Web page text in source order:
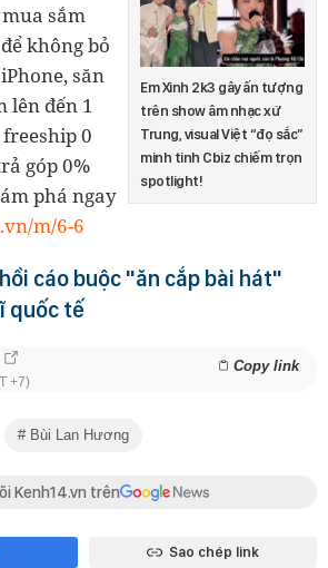
Em Xinh 2k3 gây ấn tượng
trên show âm nhạc xứ
Trung, visual Việt “đọ sắc”
minh tinh Cbiz chiếm trọn
spotlight!
sắm
không bỏ
săn
lên đến 1
0
góp 0%
phá ngay
m/6-6
cáo buộc "ăn cắp bài hát"
quốc tế
Copy link
+7)
Bùi Lan Hương
Kenh14.vn trên
Sao chép link